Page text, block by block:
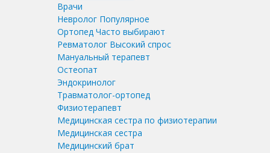
Врачи
Невролог Популярное
Ортопед Часто выбирают
Ревматолог Высокий спрос
Мануальный терапевт
Остеопат
Эндокринолог
Травматолог-ортопед
Физиотерапевт
Медицинская сестра по физиотерапии
Медицинская сестра
Медицинский брат